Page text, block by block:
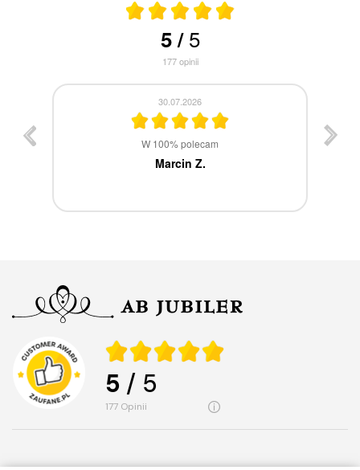
5/5
177opinii
30.07.2026
W 100% polecam
Marcin Z.
5 / 5
177 opinii